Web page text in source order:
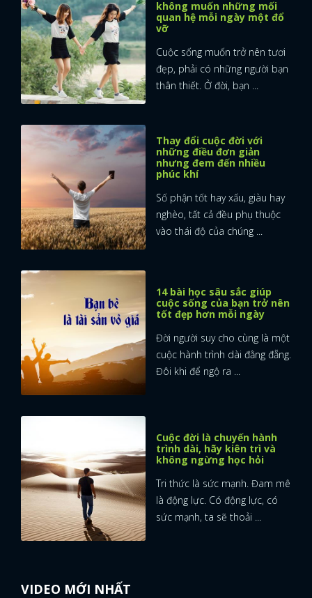
FACEBOOK GOOGLE
không muốn những mối
quan hệ mỗi ngày một đổ
vỡ
Cuộc sống muốn trở nên tươi
đẹp, phải có những người bạn
thân thiết. Ở đời, bạn ...
Thay đổi cuộc đời với
những điều đơn giản
nhưng đem đến nhiều
phúc khí
Số phận tốt hay xấu, giàu hay
nghèo, tất cả đều phụ thuộc
vào thái độ của chúng ...
14 bài học sâu sắc giúp
cuộc sống của bạn trở nên
tốt đẹp hơn mỗi ngày
Đời người suy cho cùng là một
cuộc hành trình dài đằng đẵng.
Đôi khi để ngộ ra ...
Cuộc đời là chuyến hành
trình dài, hãy kiên trì và
không ngừng học hỏi
Tri thức là sức mạnh. Đam mê
là động lực. Có động lực, có
sức mạnh, ta sẽ thoải ...
VIDEO MỚI NHẤT